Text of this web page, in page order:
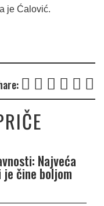
je Ćalović.
Najveća
čine boljom